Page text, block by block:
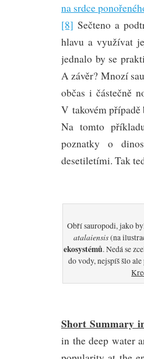
na srdce
[8] Sečteno a
hlavu a využívat
jednalo by se
A závěr? Mnozí
občas i částečně
V takovém případě
Na tomto
poznatky o
desetiletími. Tak
Obří sauropodi, jako
atalaiensis(na
ekosystémů. Nedá se
do vody, nejspíš šlo
Short Summary
in the deep water